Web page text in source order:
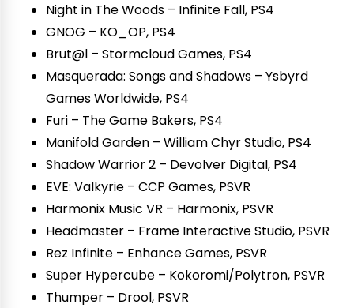
Night in The Woods – Infinite Fall, PS4
GNOG – KO_OP, PS4
Brut@l – Stormcloud Games, PS4
Masquerada: Songs and Shadows – Ysbyrd
Games Worldwide, PS4
Furi – The Game Bakers, PS4
Manifold Garden – William Chyr Studio, PS4
Shadow Warrior 2 – Devolver Digital, PS4
EVE: Valkyrie – CCP Games, PSVR
Harmonix Music VR – Harmonix, PSVR
Headmaster – Frame Interactive Studio, PSVR
Rez Infinite – Enhance Games, PSVR
Super Hypercube – Kokoromi/Polytron, PSVR
Thumper – Drool, PSVR